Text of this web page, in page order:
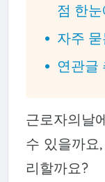
점 한
자주
연관글
근로자의날
수 있을까요
리할까요?